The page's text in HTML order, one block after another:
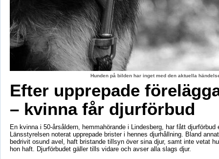
Hunden på bilden har inget med den aktuella
Efter upprepade
– kvinna får djurförbud
En kvinna i 50-årsåldern, hemmahörande i Lindesberg, har fått djurförbud
Länsstyrelsen noterat upprepade brister i hennes djurhållning. Bland
bedrivit osund avel, haft bristande tillsyn över sina djur, samt inte vetat
hon haft. Djurförbudet gäller tills vidare och avser alla slags djur.